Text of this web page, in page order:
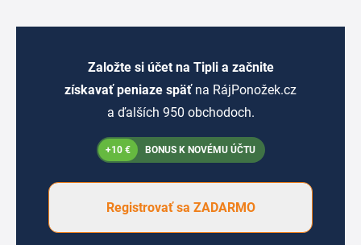
Založte si účet na Tipli a začnite
získavať peniaze späť na RájPonožek.cz
a ďalších 950 obchodoch.
+10 € BONUS K NOVÉMU ÚČTU
Registrovať sa ZADARMO